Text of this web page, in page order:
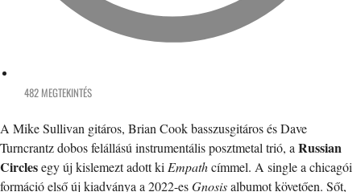
482 MEGTEKINTÉS
A Mike Sullivan gitáros, Brian Cook basszusgitáros és Dave
Turncrantz dobos felállású instrumentális posztmetal trió, a Russian
Circlesegy új kislemezt adott ki Empathcímmel. A single a chicagói
formáció első új kiadványa a 2022-esGnosisalbumot követően. Sőt,